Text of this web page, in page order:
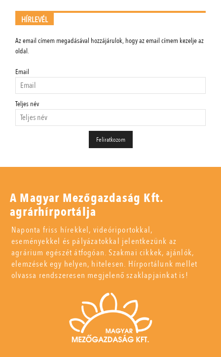
HÍRLEVÉL
Az email címem megadásával hozzájárulok, hogy az email címem kezelje az
oldal.
Email
Teljes név
A Magyar Mezőgazdaság Kft.
agrárhírportálja
Naponta friss hírekkel, videóriportokkal,
eseményekkel és pályázatokkal jelentkezünk az
agrárium egészét átfogóan. Szakmai cikkek, ajánlók,
elemzések egy helyen, hitelesen. Hírportálunk mellet
olvassa rendszeresen megjelenő szaklapjainkat is!